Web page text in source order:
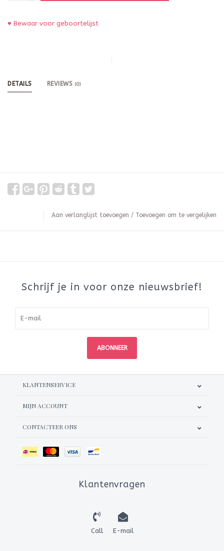
♥ Bewaar voor geboortelijst
DETAILS REVIEWS (0)
Aan verlanglijst toevoegen / Toevoegen om te vergelijken
Schrijf je in voor onze nieuwsbrief!
ABONNEER
KLANTENSERVICE
MIJN ACCOUNT
CONTACTEER ONS
Klantenvragen
Call E-mail